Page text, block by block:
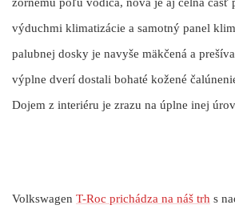
výduchmi klimatizácie a samotný panel
palubnej dosky je navyše mäkčená a
výplne dverí dostali bohaté kožené
Dojem z interiéru je zrazu na úplne inej
Volkswagen T-Roc prichádza na náš trh s